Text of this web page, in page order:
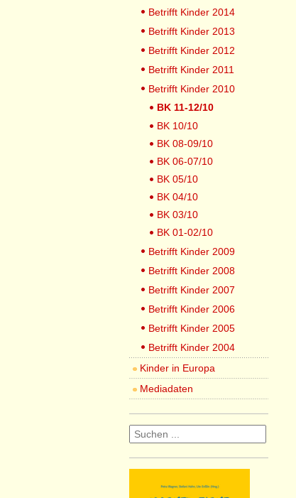
Betrifft Kinder 2014
Betrifft Kinder 2013
Betrifft Kinder 2012
Betrifft Kinder 2011
Betrifft Kinder 2010
BK 11-12/10
BK 10/10
BK 08-09/10
BK 06-07/10
BK 05/10
BK 04/10
BK 03/10
BK 01-02/10
Betrifft Kinder 2009
Betrifft Kinder 2008
Betrifft Kinder 2007
Betrifft Kinder 2006
Betrifft Kinder 2005
Betrifft Kinder 2004
Kinder in Europa
Mediadaten